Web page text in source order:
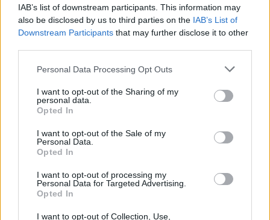
IAB’s list of downstream participants. This information may
also be disclosed by us to third parties on the IAB’s List of
Downstream Participants that may further disclose it to other
Personal Data Processing Opt Outs
I want to opt-out of the Sharing of my
personal data.
Opted In
I want to opt-out of the Sale of my
Personal Data.
Opted In
I want to opt-out of processing my
Personal Data for Targeted Advertising.
Opted In
I want to opt-out of Collection, Use,
ING: Ενίσχυση κερδών κατά 16%
στα 1,95 δισ. ευρώ το δεύτερο
τρίμηνο, ξεπερνώντας τις
προβλέψεις της αγοράς
το ChatGPT Go σε εκατομμύρια
Βραζιλία: Προσφεύγει στον ΠΟΕ
δασμών